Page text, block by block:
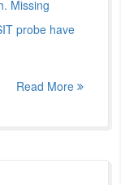
Missing
probe have
Read More